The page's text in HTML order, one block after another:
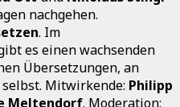
nachgehen.
. Im
es einen wachsenden
Übersetzungen, an
Mitwirkende: Philipp
Meltendorf. Moderation: